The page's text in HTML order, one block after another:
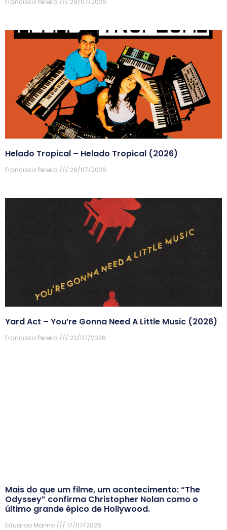
Francisco Pereira 29/07/2026
Helado Tropical – Helado Tropical (2026)
Francisco Pereira 26/07/2026
Yard Act – You’re Gonna Need A Little Music (2026)
Francisco Pereira 23/07/2026
Mais do que um filme, um acontecimento: “The
Odyssey” confirma Christopher Nolan como o
último grande épico de Hollywood.
Eduardo Marino 17/07/2026